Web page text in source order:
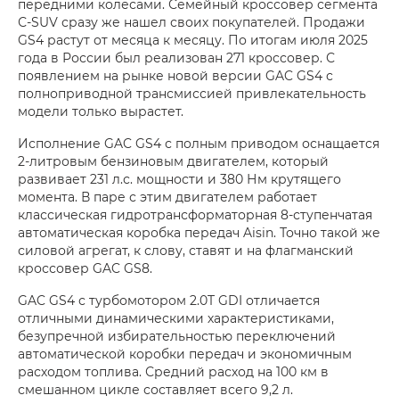
передними колесами. Семейный кроссовер сегмента
С-SUV сразу же нашел своих покупателей. Продажи
GS4 растут от месяца к месяцу. По итогам июля 2025
года в России был реализован 271 кроссовер. С
появлением на рынке новой версии GAC GS4 с
полноприводной трансмиссией привлекательность
модели только вырастет.
Исполнение GAC GS4 с полным приводом оснащается
2-литровым бензиновым двигателем, который
развивает 231 л.с. мощности и 380 Нм крутящего
момента. В паре с этим двигателем работает
классическая гидротрансформаторная 8-ступенчатая
автоматическая коробка передач Aisin. Точно такой же
силовой агрегат, к слову, ставят и на флагманский
кроссовер GAC GS8.
GAC GS4 с турбомотором 2.0T GDI отличается
отличными динамическими характеристиками,
безупречной избирательностью переключений
автоматической коробки передач и экономичным
расходом топлива. Средний расход на 100 км в
смешанном цикле составляет всего 9,2 л.